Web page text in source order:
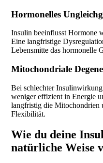
Hormonelles
Insulin beeinflusst Hormone
Eine langfristige
Lebensmitte das hormonelle
Mitochondriale
Bei schlechter
weniger effizient in Energie
langfristig die Mitochondrien
Flexibilität.
Wie du deine
natürliche Weise